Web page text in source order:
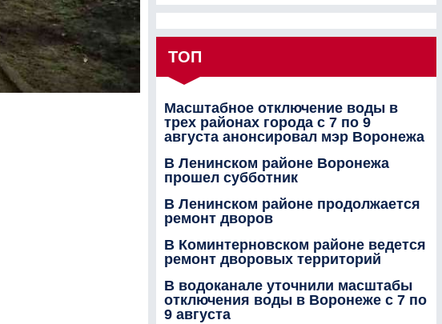
ТОП
Масштабное отключение воды в
трех районах города с 7 по 9
августа анонсировал мэр Воронежа
В Ленинском районе Воронежа
прошел субботник
В Ленинском районе продолжается
ремонт дворов
В Коминтерновском районе ведется
ремонт дворовых территорий
В водоканале уточнили масштабы
отключения воды в Воронеже с 7 по
9 августа